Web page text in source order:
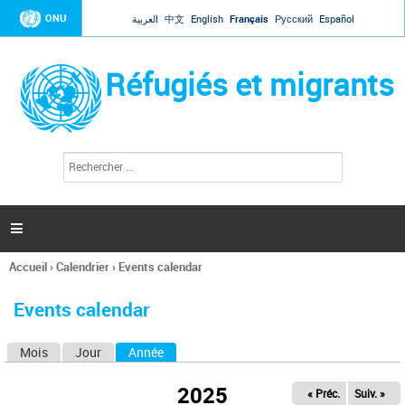
Jump to navigation
ONU العربية 中文 English Français Русский Español
Réfugiés et migrants
l
c
h
e

Vous
ici
Accueil›Calendrier› Events calendar
Events calendar
Mois Jour Année
2025 « Préc. Suiv. »